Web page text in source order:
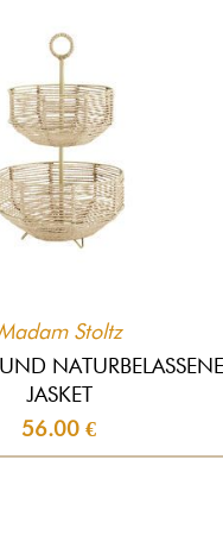
Stoltz
JASKET
56.00 €